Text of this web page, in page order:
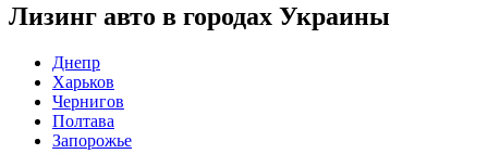
Лизинг авто в городах Украины
Днепр
Харьков
Чернигов
Полтава
Запорожье